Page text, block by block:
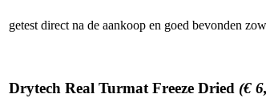
getest direct na de aankoop en goed bevonden
Drytech Real Turmat Freeze Dried (€